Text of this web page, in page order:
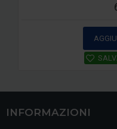
INFORMAZIONI